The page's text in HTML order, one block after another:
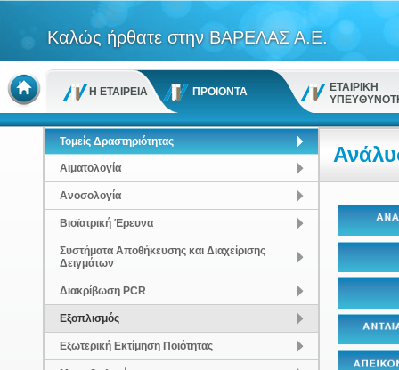
Καλώς ήρθατε στην ΒΑΡΕΛΑΣ Α.Ε.
Η ΕΤΑΙΡΕΙΑ ΠΡΟΙΟΝΤΑ
ΕΤΑΙΡΙΚΗ
Τομείς Δραστηριότητας
Αιματολογία
Ανοσολογία
Βιοϊατρική Έρευνα
Συστήματα Αποθήκευσης και Διαχείρισης
Δειγμάτων
Διακρίβωση PCR
Εξοπλισμός
Εξωτερική Εκτίμηση Ποιότητας